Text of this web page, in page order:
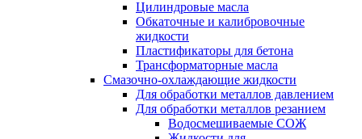
Цилиндровые масла
Обкаточные и калибровочные
жидкости
Пластификаторы для бетона
Трансформаторные масла
Смазочно-охлаждающие жидкости
Для обработки металлов давлением
Для обработки металлов резанием
Водосмешиваемые СОЖ